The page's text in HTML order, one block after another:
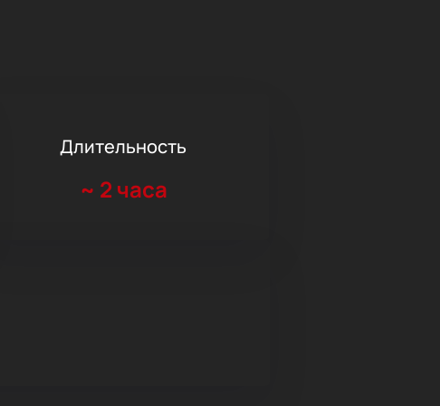
Длительность
~ 2 часа